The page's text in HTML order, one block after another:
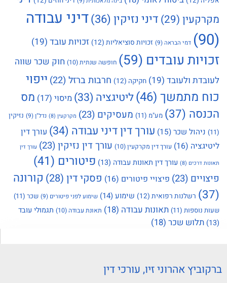
מקרקעין (29) דיני נזיקין (36)
דיני עבודה
(90)
דמי הבראה(9) זכויות סוציאליות (12) זכויות עובד (19)
זכויות עובדים (59) חופשה שנתית(10)
חוק שכר שווה
לעובדת ולעובד (19) חקיקה (12) חרבות ברזל (22)
ייפוי
כוח מתמשך (46) ליטיגציה (33) מיסוי (17)
מס
הכנסה (37) מע"מ (11) מעסיקים (23) מקרקעין (8) נדל"ן(9)
נזיקין
(11)
ניהול שכר(15) עורך דין דיני עבודה (34)
עורך דין
ליטיגציה (16) עורך דין מקרקעין(10) עורך דין נזיקין(23) עורך דין
תאונות דרכים (8) עורך דין תאונות עבודה (13) פיטורים (41)
פיצויים (23) פיצויי פיטורים (16) פסקי דין (28)
קורונה
(37)
רשלנות רפואית (12) שימוע(14) שימוע לפני פיטורים (9) שכר (11)
שעות נוספות (11) תאונות עבודה (18) תאונת עבודה (10)
תגמולי עובד
(13)
תלוש שכר (18)
ברקוביץ אהרוני זיו, עורכי דין